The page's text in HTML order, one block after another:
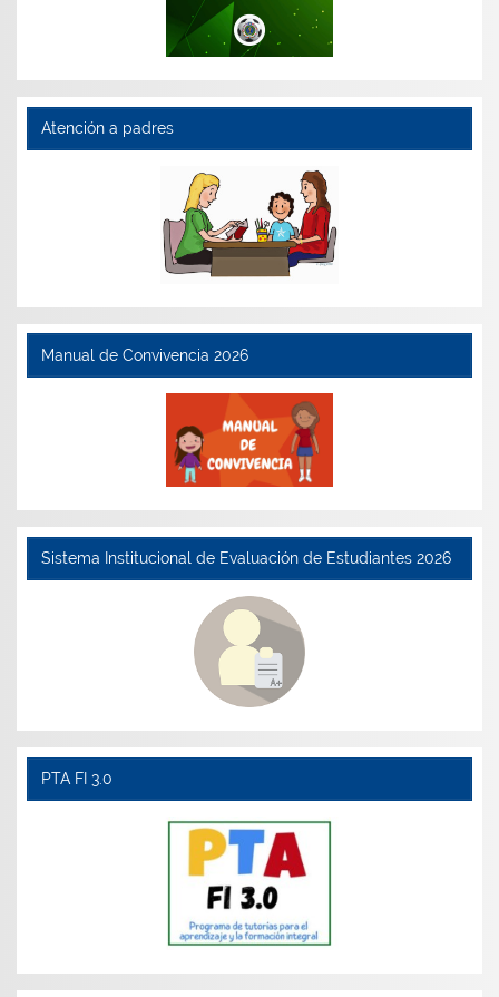
Atención a padres
Manual de Convivencia 2026
Sistema Institucional de Evaluación de Estudiantes 2026
PTA FI 3.0